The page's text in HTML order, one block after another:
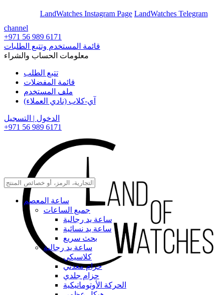
LandWatches Instagram Page LandWatches Telegram
channel
+971 56 989 6171
قائمة المستخدم وتتبع الطلبات
معلومات الحساب والشراء
تتبع الطلب
قائمة المفضلات
ملف المستخدم
آي-كلاب (نادي العملاء)
الدخول | التسجيل
+971 56 989 6171
ساعة المعصم
جميع الساعات
ساعة يد رجالية
ساعة يد نسائية
بحث سريع
ساعة يد رجالية
كلاسيكي
حزام معدني
حزام جلدي
الحركة الأوتوماتيكية